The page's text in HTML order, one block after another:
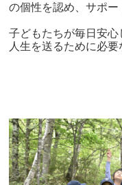
の個性を認め、サポー
子どもたちが毎日安
人生を送るために必要